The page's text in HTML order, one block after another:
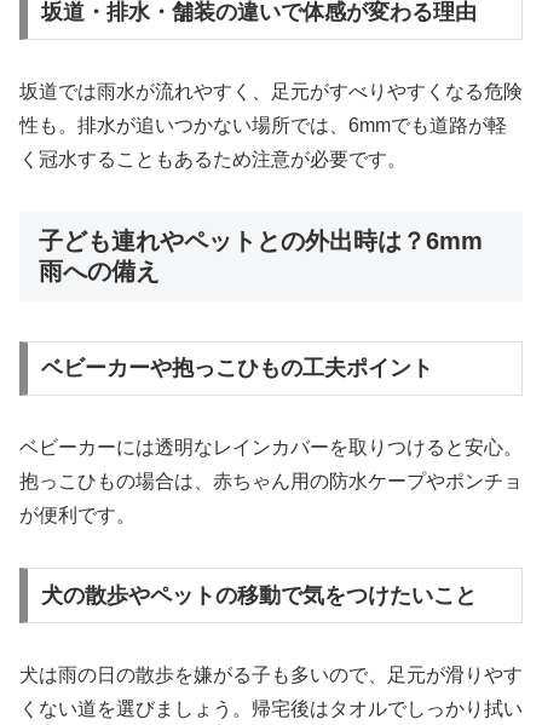
坂道・排水・舗装の違いで体感が変わる理由
坂道では雨水が流れやすく、足元がすべりやすくなる危険
性も。排水が追いつかない場所では、6mmでも道路が軽
く冠水することもあるため注意が必要です。
子ども連れやペットとの外出時は？6mm
雨への備え
ベビーカーや抱っこひもの工夫ポイント
ベビーカーには透明なレインカバーを取りつけると安心。
抱っこひもの場合は、赤ちゃん用の防水ケープやポンチョ
が便利です。
犬の散歩やペットの移動で気をつけたいこと
犬は雨の日の散歩を嫌がる子も多いので、足元が滑りやす
くない道を選びましょう。帰宅後はタオルでしっかり拭い